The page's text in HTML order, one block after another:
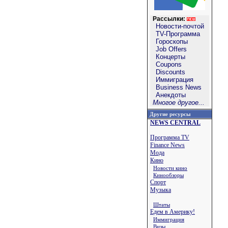
Рассылки:
Новости-почтой
TV-Программа
Гороскопы
Job Offers
Концерты
Coupons
Discounts
Иммиграция
Business News
Анекдоты
Многое другое...
Другие ресурсы
NEWS CENTRAL
Программа TV
Finance News
Мода
Кино
Новости кино
Кинообзоры
Спорт
Музыка
Штаты
Едем в Америку!
Иммиграция
Визы